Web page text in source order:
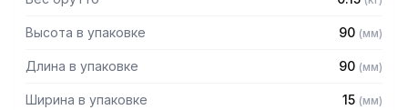
Высота в упаковке 90 (мм)
Длина в упаковке 90 (мм)
Ширина в упаковке 15 (мм)